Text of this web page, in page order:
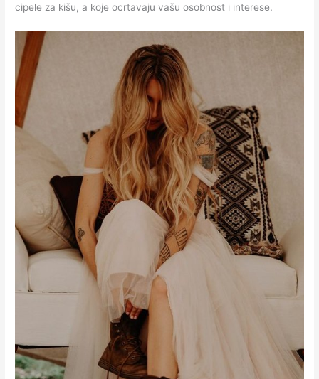
cipele za kišu, a koje ocrtavaju vašu osobnost i interese.